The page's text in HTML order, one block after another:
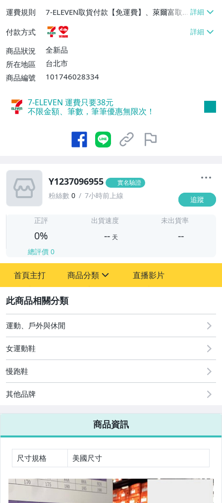
運費規則
7-ELEVEN取貨付款【免運費】、萊爾富取
貨付款【免運費】
付款方式
商品狀況
全新品
所在地區
台北市
商品編號
101746028334
7-ELEVEN 運費只要38元
不限金額、筆數，筆筆優惠無限次！
Y1237096955 實名驗證
粉絲數 0 7小時前上線 追蹤
正評
0%
總評價 0
出貨速度
-- 天
未出貨率
--
首頁主打 商品分類
圖書/影音/文具
古董、藝術與礦石
美容保養與彩妝
電腦、平板與周邊
嬰幼兒與孕婦
居家、家具與園藝
直播影片
運動、戶外與休閒
女運動鞋
慢跑鞋
其他品牌
商品資訊
尺寸規格 美國尺寸